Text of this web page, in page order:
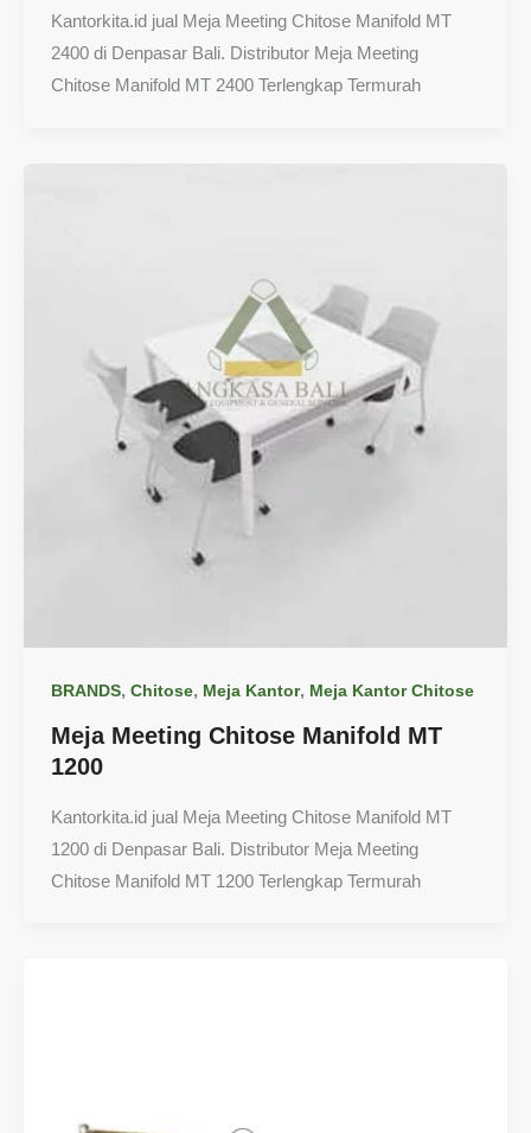
Kantorkita.id jual Meja Meeting Chitose Manifold MT
2400 di Denpasar Bali. Distributor Meja Meeting
Chitose Manifold MT 2400 Terlengkap Termurah
BRANDS, Chitose, Meja Kantor, Meja Kantor Chitose
Meja Meeting Chitose Manifold MT
1200
Kantorkita.id jual Meja Meeting Chitose Manifold MT
1200 di Denpasar Bali. Distributor Meja Meeting
Chitose Manifold MT 1200 Terlengkap Termurah